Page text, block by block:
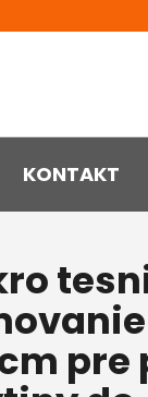
KONTAKT